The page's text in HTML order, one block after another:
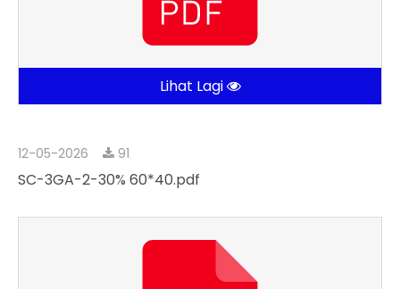
Lihat Lagi
12-05-2026 91
SC-3GA-2-30% 60*40.pdf